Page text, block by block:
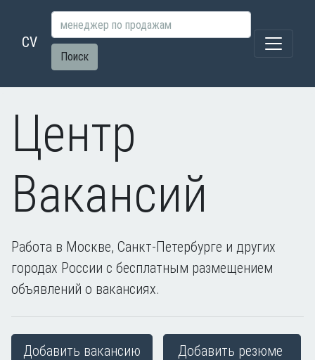
CV
Поиск
Центр
Вакансий
Работа в Москве, Санкт-Петербурге и других
городах России с бесплатным размещением
объявлений о вакансиях.
Добавить вакансию Добавить резюме